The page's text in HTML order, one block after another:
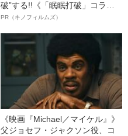
破”する!!《「眠眠打破」コラ
ボ》
PR（キノフィルムズ）
《映画『Michael／マイケル』》
父ジョセフ・ジャクソン役、コ